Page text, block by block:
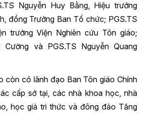
Nguyễn Huy Bằng, Hiệu trưởng
đồng Trưởng Ban Tổ chức; PGS.TS
trưởng Viện Nghiên cứu Tôn giáo;
và PGS.TS Nguyễn Quang
còn có lãnh đạo Ban Tôn giáo Chính
cấp sở tại, các nhà khoa học, nhà
học giả tri thức và đông đảo Tăng